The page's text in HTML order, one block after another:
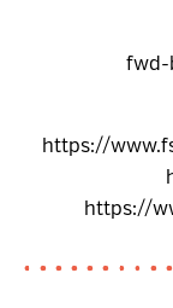
fwd-
https://
https://